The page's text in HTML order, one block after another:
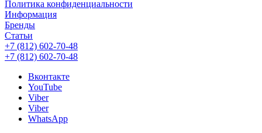
Политика конфиденциальности
Информация
Бренды
Статьи
+7 (812) 602-70-48
+7 (812) 602-70-48
Вконтакте
YouTube
Viber
Viber
WhatsApp